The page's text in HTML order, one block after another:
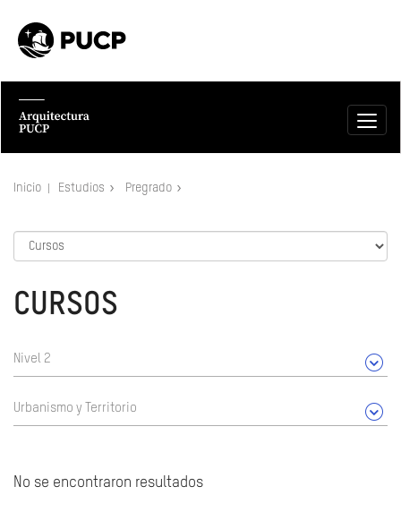
Inicio Estudios Pregrado
CURSOS
Nivel 2
Urbanismo y Territorio
No se encontraron resultados